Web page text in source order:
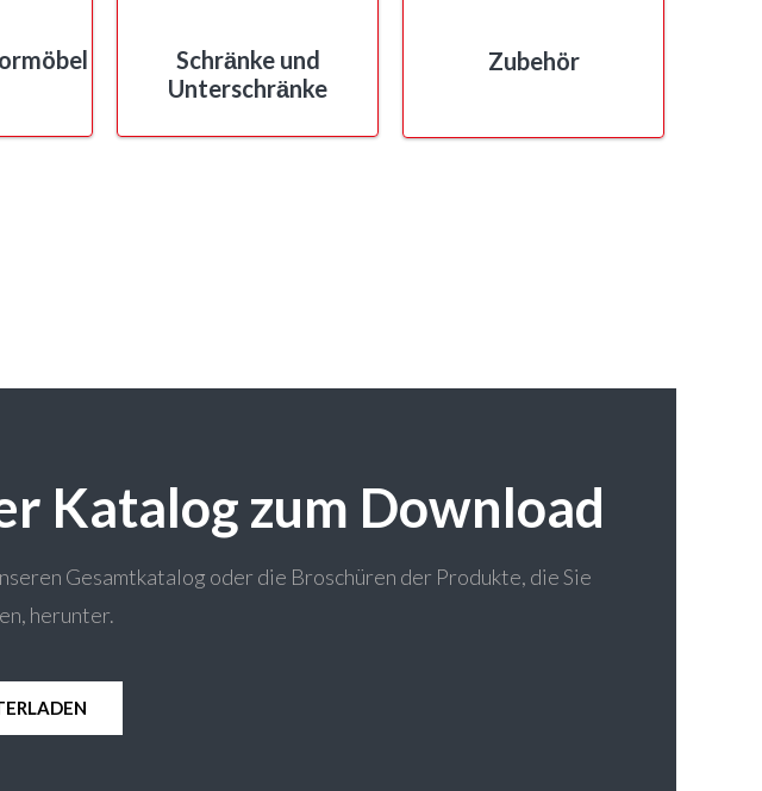
Schrӓnke und
Unterschrӓnke
Zubehör
Katalog zum Download
Gesamtkatalog oder die Broschüren der Produkte, die Sie
herunter.